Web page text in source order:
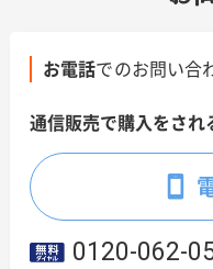
お電話でのお問い合
通信販売で購入をされ
0120-062-